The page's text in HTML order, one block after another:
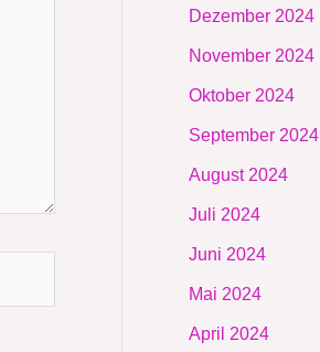
Dezember 2024
November 2024
Oktober 2024
September 2024
August 2024
Juli 2024
Juni 2024
Mai 2024
April 2024